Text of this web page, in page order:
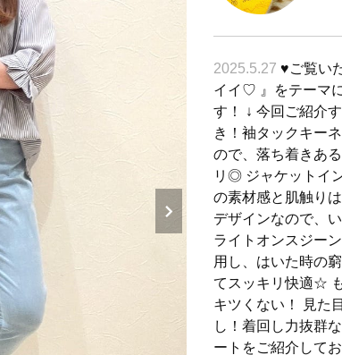
2025.5.27 ♥︎ご覧い
イイ♡ 』をテーマ
す！ ↓ 今回ご紹介
き！袖タックキー
ので、落ち着きあ
リ◎ ジャケットイ
の素材感と肌触り
デザインなので、
ライトオンスジー
用し、はいた時の
てスッキリ快適☆
キツくない！ 見た
し！着回し力抜
ートをご紹介して